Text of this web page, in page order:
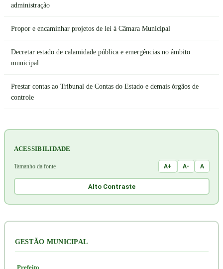
administração
Propor e encaminhar projetos de lei à Câmara Municipal
Decretar estado de calamidade pública e emergências no âmbito
municipal
Prestar contas ao Tribunal de Contas do Estado e demais órgãos de
controle
ACESSIBILIDADE
Tamanho da fonte A+ A- A
Alto Contraste
GESTÃO MUNICIPAL
Prefeito